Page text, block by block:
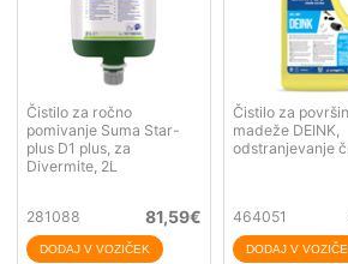
Čistilo za ročno
pomivanje Suma Star-
plus D1 plus, za
Divermite, 2L
281088 81,59€
Čistilo za
madeže DEINK,
odstranjevanje
464051